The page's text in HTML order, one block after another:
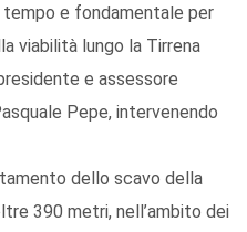
tempo e fondamentale per
viabilità lungo la Tirrena
e assessore
Pepe, intervenendo
dello scavo della
390 metri, nell’ambito dei